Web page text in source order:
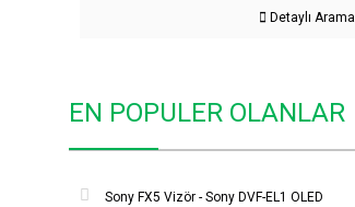
Detaylı Arama
EN POPULER OLANLAR
Sony FX5 Vizör - Sony DVF-EL1 OLED